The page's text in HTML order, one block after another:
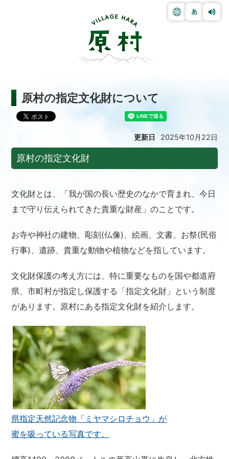
原村の指定文化財について
更新日 2025年10月22日
原村の指定文化財
文化財とは、「我が国の長い歴史のなかで育まれ、今日
まで守り伝えられてきた貴重な財産」のことです。
お寺や神社の建物、彫刻(仏像)、絵画、文書、お祭(民俗
行事)、遺跡、貴重な動物や植物などを指しています。
文化財保護の考え方には、特に重要なものを国や都道府
県、市町村が指定し保護する「指定文化財」という制度
があります。原村にある指定文化財を紹介します。
県指定天然記念物「ミヤマシロチョウ」が
蜜を吸っている写真です。